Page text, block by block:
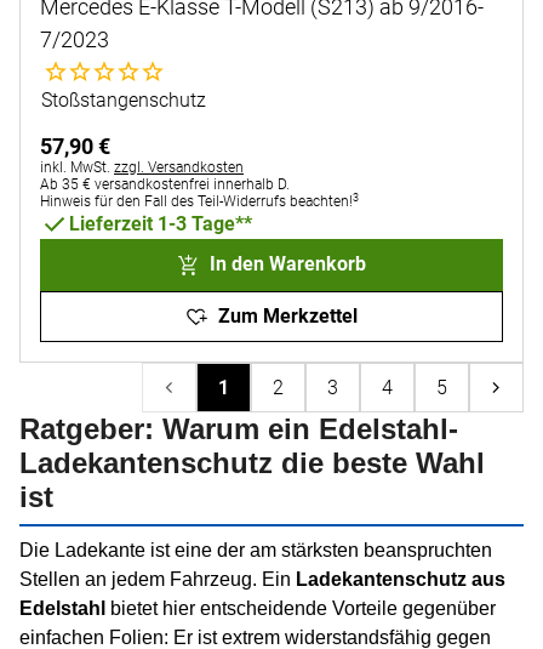
Mercedes E-Klasse T-Modell (S213) ab 9/2016-
7/2023
Noch keine Bewertungen abgegeben
Stoßstangenschutz
57,90€
Steuerhinweis:
inkl. MwSt. zzgl. Versandkosten
Ab 35 € versandkostenfrei innerhalb D.
Hinweis für den Fall des Teil-Widerrufs beachten!3
Lieferzeit 1-3 Tage**
In den Warenkorb
Zum Merkzettel
1 2 3 4 5
Ratgeber: Warum ein Edelstahl-
Ladekantenschutz die beste Wahl
ist
Die Ladekante ist eine der am stärksten beanspruchten
Stellen an jedem Fahrzeug. Ein Ladekantenschutz aus
Edelstahl
bietet hier entscheidende Vorteile gegenüber
einfachen Folien: Er ist extrem widerstandsfähig gegen